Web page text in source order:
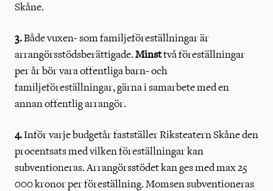
Skåne.
3.Både vuxen- som familjeföreställningar är
arrangörsstödsberättigade.Minsttvå föreställningar
per år bör vara offentliga barn- och
familjeföreställningar, gärna i samarbete med en
annan offentlig arrangör.
4.Inför varje budgetår fastställer Riksteatern Skåne den
procentsats med vilken föreställningar kan
subventioneras. Arrangörsstödet kan ges med max 25
000 kronor per föreställning. Momsen subventioneras